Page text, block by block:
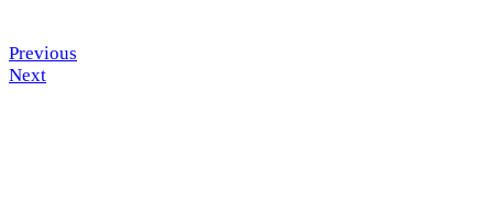
Previous
Next